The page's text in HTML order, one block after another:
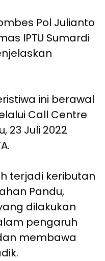
Pol Julianto
IPTU Sumardi
ini berawal
Call Centre
23 Juli 2022
terjadi keributan
Pandu,
dilakukan
pengaruh
membawa